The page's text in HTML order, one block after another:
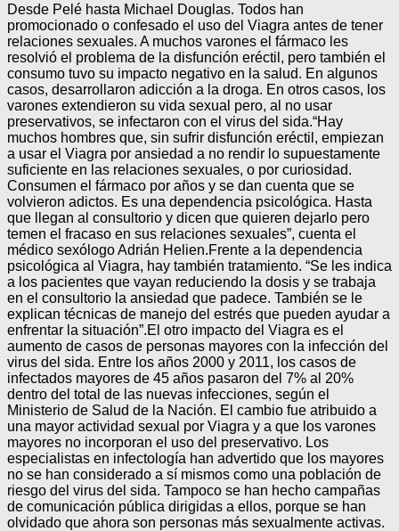
Desde Pelé hasta Michael Douglas. Todos han
promocionado o confesado el uso del Viagra antes de tener
relaciones sexuales. A muchos varones el fármaco les
resolvió el problema de la disfunción eréctil, pero también el
consumo tuvo su impacto negativo en la salud. En algunos
casos, desarrollaron adicción a la droga. En otros casos, los
varones extendieron su vida sexual pero, al no usar
preservativos, se infectaron con el virus del sida.“Hay
muchos hombres que, sin sufrir disfunción eréctil, empiezan
a usar el Viagra por ansiedad a no rendir lo supuestamente
suficiente en las relaciones sexuales, o por curiosidad.
Consumen el fármaco por años y se dan cuenta que se
volvieron adictos. Es una dependencia psicológica. Hasta
que llegan al consultorio y dicen que quieren dejarlo pero
temen el fracaso en sus relaciones sexuales”, cuenta el
médico sexólogo Adrián Helien.Frente a la dependencia
psicológica al Viagra, hay también tratamiento. “Se les indica
a los pacientes que vayan reduciendo la dosis y se trabaja
en el consultorio la ansiedad que padece. También se le
explican técnicas de manejo del estrés que pueden ayudar a
enfrentar la situación”.El otro impacto del Viagra es el
aumento de casos de personas mayores con la infección del
virus del sida. Entre los años 2000 y 2011, los casos de
infectados mayores de 45 años pasaron del 7% al 20%
dentro del total de las nuevas infecciones, según el
Ministerio de Salud de la Nación. El cambio fue atribuido a
una mayor actividad sexual por Viagra y a que los varones
mayores no incorporan el uso del preservativo. Los
especialistas en infectología han advertido que los mayores
no se han considerado a sí mismos como una población de
riesgo del virus del sida. Tampoco se han hecho campañas
de comunicación pública dirigidas a ellos, porque se han
olvidado que ahora son personas más sexualmente activas.